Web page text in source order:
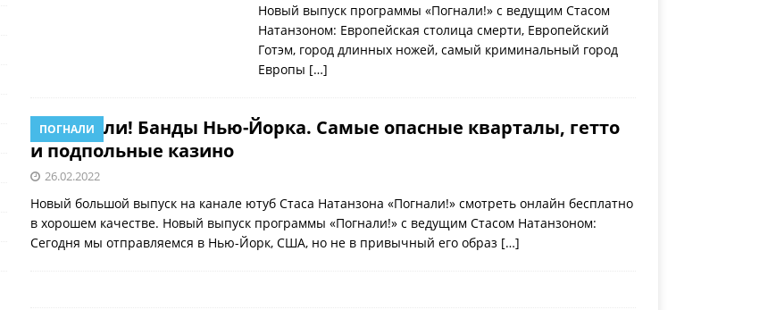
Новый выпуск программы «Погнали!» с ведущим Стасом
Натанзоном: Европейская столица смерти, Европейский
Готэм, город длинных ножей, самый криминальный город
Европы […]
ПОГНАЛИ
Погнали! Банды Нью-Йорка. Самые опасные кварталы, гетто
и подпольные казино
26.02.2022
Новый большой выпуск на канале ютуб Стаса Натанзона «Погнали!» смотреть онлайн бесплатно
в хорошем качестве. Новый выпуск программы «Погнали!» с ведущим Стасом Натанзоном:
Сегодня мы отправляемся в Нью-Йорк, США, но не в привычный его образ […]